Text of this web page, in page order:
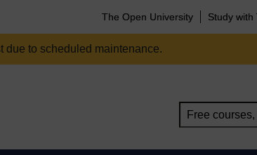
The Open University Study
due to scheduled maintenance.